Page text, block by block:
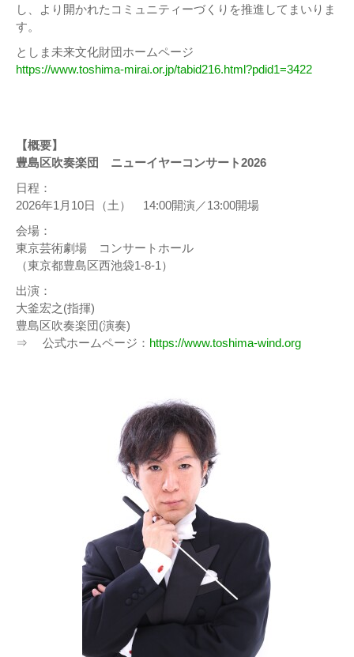
し、より開かれたコミュニティーづくりを推進してまいりま
す。
としま未来文化財団ホームページ
https://www.toshima-mirai.or.jp/tabid216.html?pdid1=3422
【概要】
豊島区吹奏楽団 ニューイヤーコンサート2026
日程：
2026年1月10日（土） 14:00開演／13:00開場
会場：
東京芸術劇場 コンサートホール
（東京都豊島区西池袋1-8-1）
出演：
大釜宏之(指揮)
豊島区吹奏楽団(演奏)
⇒ 公式ホームページ： https://www.toshima-wind.org